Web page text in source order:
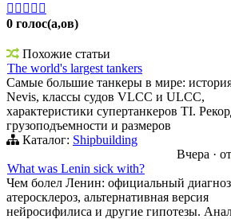
    
0 голос(а,ов)
Похожие статьи
The world's largest tankers
Самые большие танкеры в мире:
Nevis, классы судов VLCC и ULCC,
характеристики супертанкеров TI.
грузоподъемности и размеров
Каталог: Shipbuilding
Вчера · от
What was Lenin sick with?
Чем болел Ленин: официальный диагноз
атеросклероз, альтернативная версия
нейросифилиса и другие гипотезы.